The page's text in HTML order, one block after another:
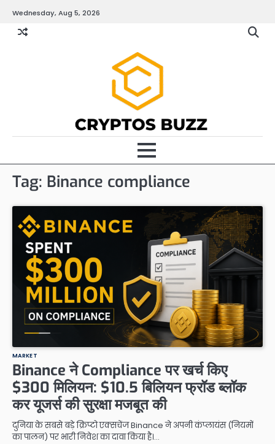
content
Wednesday, Aug 5, 2026
Tag: Binance compliance
MARKET
Binance ने Compliance पर खर्च किए
$300 मिलियन: $10.5 बिलियन फ्रॉड ब्लॉक
कर यूजर्स की सुरक्षा मजबूत की
दुनिया के सबसे बड़े क्रिप्टो एक्सचेंज Binance ने अपनी कंप्लायंस (नियमों
का पालन) पर भारी निवेश का दावा किया है।…